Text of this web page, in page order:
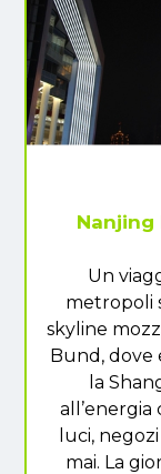
Nanjing
Un
metropoli
skyline
Bund, dove
la
all’energia
luci,
mai. La